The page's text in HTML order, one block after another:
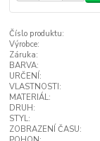
Číslo produktu:
Výrobce:
Záruka:
BARVA:
URČENÍ:
VLASTNOSTI:
MATERIÁL:
DRUH:
STYL:
ZOBRAZENÍ ČASU: